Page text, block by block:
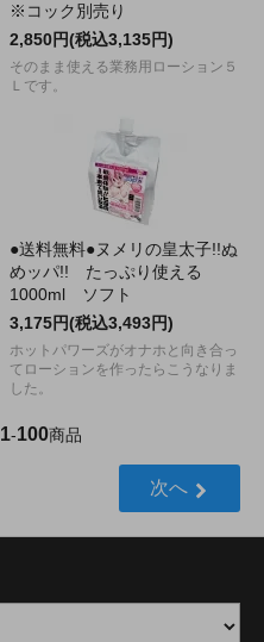
※コック別売り
2,850円(税込3,135円)
そのまま使える業務用ローション５
Ｌです。
●送料無料●ヌメリの皇太子!!ぬ
めッパ!! たっぷり使える
1000ml ソフト
3,175円(税込3,493円)
ホットパワーズがオナホと向き合っ
てローションを作ったらこうなりま
した。
1-100商品
次へ